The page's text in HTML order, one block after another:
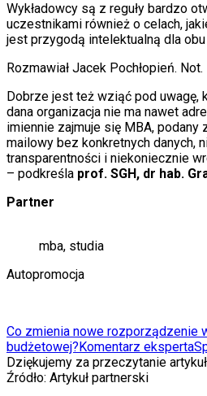
Wykładowcy są z reguły bardzo
uczestnikami również o celach,
jest przygodą intelektualną dla
Rozmawiał Jacek Pochłopień. Not.
Dobrze jest też wziąć pod uwagę,
dana organizacja nie ma nawet
imiennie zajmuje się MBA, podany
mailowy bez konkretnych danych,
transparentności i niekoniecznie
– podkreśla prof. SGH, dr hab.
Partner
mba, studia
Autopromocja
Co zmienia nowe rozporządzenie
budżetowej?Komentarz eksperta
Dziękujemy za przeczytanie
Źródło: Artykuł partnerski